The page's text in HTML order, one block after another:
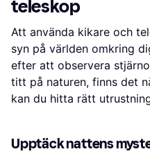
teleskop
Att använda kikare och
syn på världen omkring
efter att observera
titt på naturen, finns det
kan du hitta rätt
Upptäck nattens